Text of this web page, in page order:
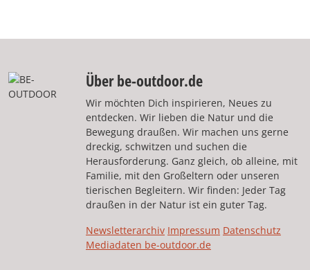
Über be-outdoor.de
Wir möchten Dich inspirieren, Neues zu
entdecken. Wir lieben die Natur und die
Bewegung draußen. Wir machen uns gerne
dreckig, schwitzen und suchen die
Herausforderung. Ganz gleich, ob alleine, mit
Familie, mit den Großeltern oder unseren
tierischen Begleitern. Wir finden: Jeder Tag
draußen in der Natur ist ein guter Tag.
Newsletterarchiv Impressum Datenschutz
Mediadaten be-outdoor.de